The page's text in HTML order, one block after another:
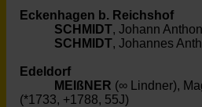
Eckenhagen b. Reichshof
SCHMIDT, Johann
SCHMIDT, Johannes
Edeldorf
MEIßNER (∞ Lindner),
(*1733, +1788, 55J)